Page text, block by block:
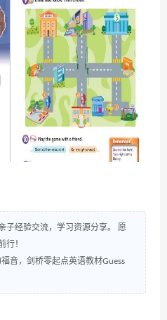
子经验交流，学习资源分享。 愿
行！
音，剑桥零起点英语教材Guess